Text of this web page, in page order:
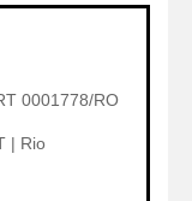
0001778/RO
| Rio